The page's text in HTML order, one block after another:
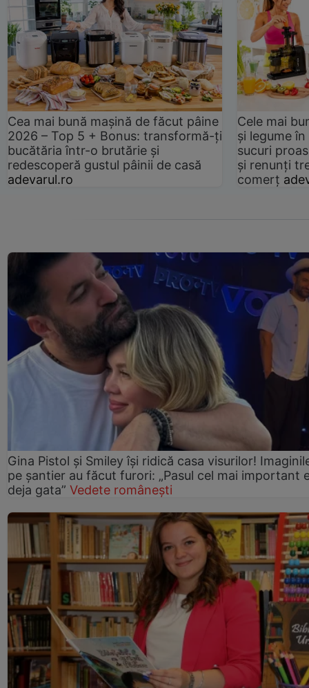
Cea mai bună mașină de făcut pâine
2026 – Top 5 + Bonus: transformă-ți
bucătăria într-o brutărie și
redescoperă gustul pâinii de casă
adevarul.ro
Cele mai
și legume
sucuri
și renunți
comerț
Gina Pistol și Smiley își ridică casa visurilor!
pe șantier au făcut furori: „Pasul cel mai important
deja gata” Vedete românești